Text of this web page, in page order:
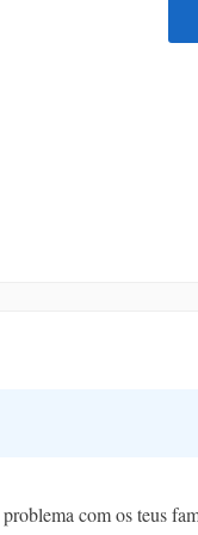
com os teus